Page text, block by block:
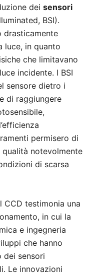
dei sensori
BSI).
drasticamente
luce, in quanto
che limitavano
incidente. I BSI
sensore dietro i
di raggiungere
permisero di
notevolmente
di scarsa
testimonia una
in cui la
e ingegneria
che hanno
sensori
Le innovazioni